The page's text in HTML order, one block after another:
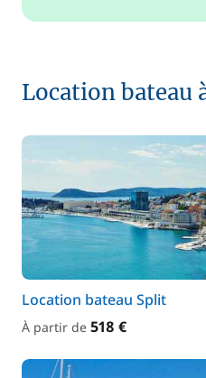
Location bateau
Location bateau Split
À partir de 518 €